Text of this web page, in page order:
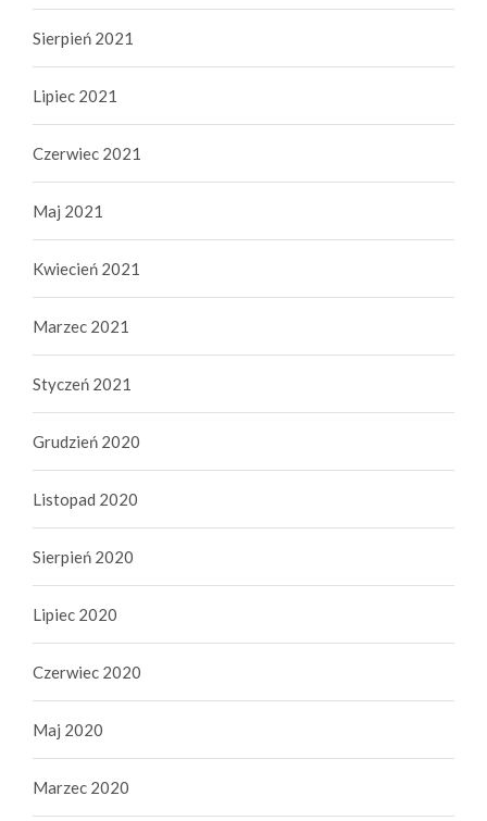
Sierpień 2021
Lipiec 2021
Czerwiec 2021
Maj 2021
Kwiecień 2021
Marzec 2021
Styczeń 2021
Grudzień 2020
Listopad 2020
Sierpień 2020
Lipiec 2020
Czerwiec 2020
Maj 2020
Marzec 2020